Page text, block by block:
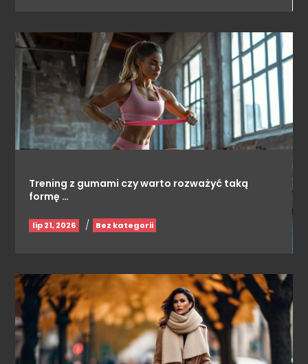
Trening z gumami czy warto rozważyć taką
formę …
lip 21, 2026 / Bez kategorii